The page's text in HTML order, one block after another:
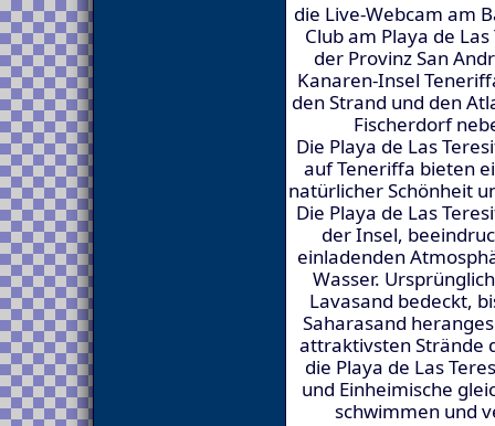
die Live-Webcam am
Club am Playa de
der Provinz San
Kanaren-Insel
den Strand und den
Fischerdorf
Die Playa de Las
auf Teneriffa bieten
natürlicher Schönheit
Die Playa de Las
der Insel,
einladenden
Wasser.
Lavasand bedeckt,
Saharasand
attraktivsten Strände
die Playa de Las
und Einheimische
schwimmen und